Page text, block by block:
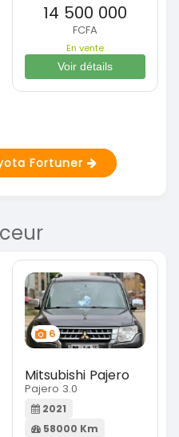
14 500 000
FCFA
En vente
Voir détails
Fortuner
6
Mitsubishi Pajero
Pajero 3.0
2021
58000 Km